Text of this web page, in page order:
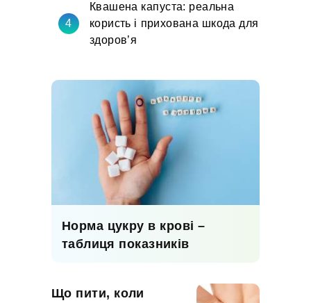
Квашена капуста: реальна
користь і прихована шкода для
здоров’я
Норма цукру в крові –
таблиця показників
Що пити, коли